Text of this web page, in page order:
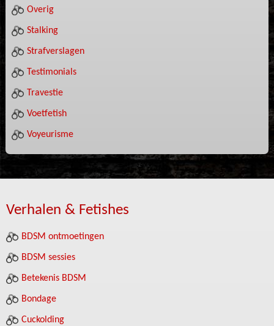
Overig
Stalking
Strafverslagen
Testimonials
Travestie
Voetfetish
Voyeurisme
Verhalen & Fetishes
BDSM ontmoetingen
BDSM sessies
Betekenis BDSM
Bondage
Cuckolding